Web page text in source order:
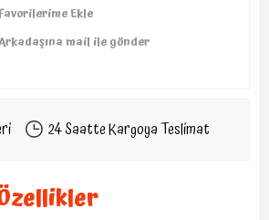
24 Saatte Kargoya Teslimat